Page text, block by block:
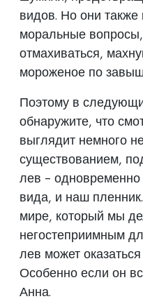
видов. Но они
моральные
отмахиваться,
мороженое по
Поэтому в
обнаружите, что
выглядит немного
существованием,
лев - одновременно
вида, и наш
мире, который мы
негостеприимным
лев может
Особенно если он
Анна.